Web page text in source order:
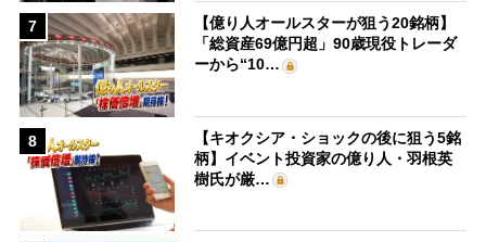
7
【億り人オールスターが狙う20銘柄】
「総資産69億円超」90歳現役トレーダ
ーから“10…
8
【キオクシア・ショックの後に狙う5銘
柄】イベント投資家の億り人・羽根英
樹氏が厳…